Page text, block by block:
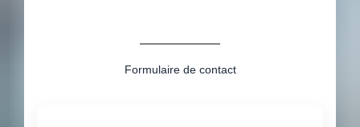
Formulaire de contact